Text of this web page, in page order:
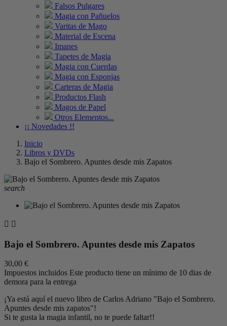
Falsos Pulgares
Magia con Pañuelos
Varitas de Mago
Material de Escena
Imanes
Tapetes de Magia
Magia con Cuerdas
Magia con Esponjas
Carteras de Magia
Productos Flash
Magos de Papel
Otros Elementos...
¡¡ Novedades !!
Inicio
Libros y DVDs
Bajo el Sombrero. Apuntes desde mis Zapatos
search
 
Bajo el Sombrero. Apuntes desde mis Zapatos
30,00 €
Impuestos incluidos Este producto tiene un mínimo de 10 dias de
demora para la entrega
¡Ya está aquí el nuevo libro de Carlos Adriano "Bajo el Sombrero.
Apuntes desde mis zapatos"!
Si te gusta la magia infantil, no te puede faltar!!